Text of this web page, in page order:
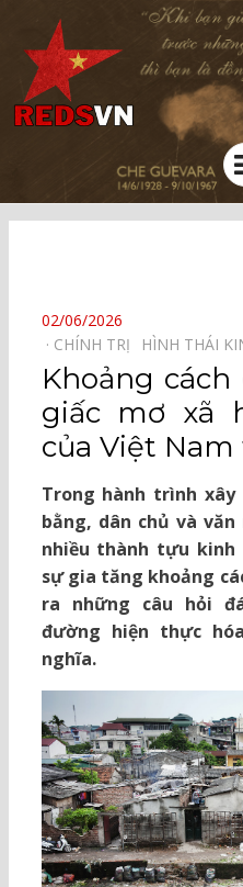
Kênh chia sẻ tri thức cộng đồng
POSTED
ON
02/06/2026
CHÍNH TRỊ⠀
HÌNH THÁI
Khoảng
giấc mơ xã
của Việt Nam
Trong hành trình
bằng, dân chủ và
nhiều thành tựu kinh
sự gia tăng khoảng
ra những câu hỏi
đường hiện thực
nghĩa.